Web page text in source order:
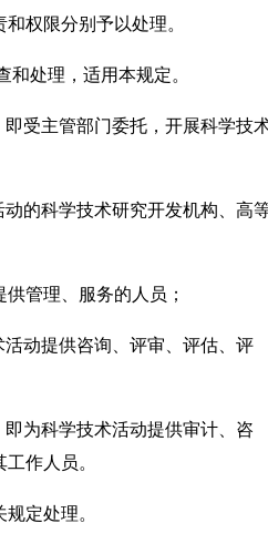
权限分别予以处理。
处理，适用本规定。
受主管部门委托，开展科学技
的科学技术研究开发机构、高
管理、服务的人员；
动提供咨询、评审、评估、评
为科学技术活动提供审计、咨
作人员。
定处理。